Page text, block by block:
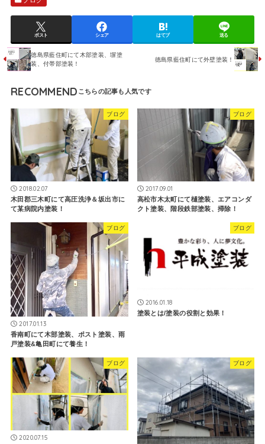
ポスト シェア はてブ 送る
徳島県藍住町にて木部塗装、塀塗
装、付帯部塗装！
徳島県藍住町にて外壁塗装！
RECOMMEND
ブログ
2018.02.07
木田郡三木町にて高圧洗浄＆坂出市に
て某病院内塗装！
ブログ
2017.09.01
高松市木太町にて樋塗装、エアコンダ
クト塗装、階段鉄部塗装、掃除！
ブログ
2017.01.13
香南町にて木部塗装、ポスト塗装、雨
戸塗装&亀田町にて養生！
ブログ
2016.01.18
塗装とは/塗装の役割と効果！
ブログ
2020.07.15
ブログ